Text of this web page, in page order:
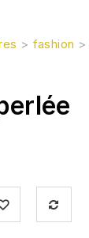
> fashion >